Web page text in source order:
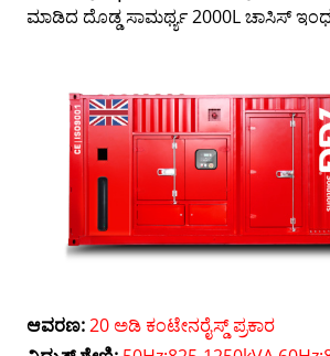
ಮಾಡಿದ ದೊಡ್ಡ ಸಾಮರ್ಥ್ಯ 2000L ಚಾಸಿಸ್
ಆವರಣ: 20 ಅಡಿ ಕಂಟೇನರೈಸ್ಡ್ ಪ್ರಕಾರ